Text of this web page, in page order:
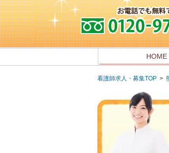
HOME
看護師求人・募集TOP >